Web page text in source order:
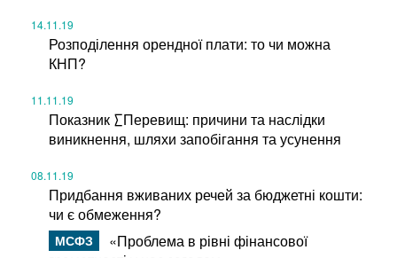
14.11.19
Розподілення орендної плати: то чи можна
КНП?
11.11.19
Показник ∑Перевищ: причини та наслідки
виникнення, шляхи запобігання та усунення
08.11.19
Придбання вживаних речей за бюджетні кошти:
чи є обмеження?
«Проблема в рівні фінансової